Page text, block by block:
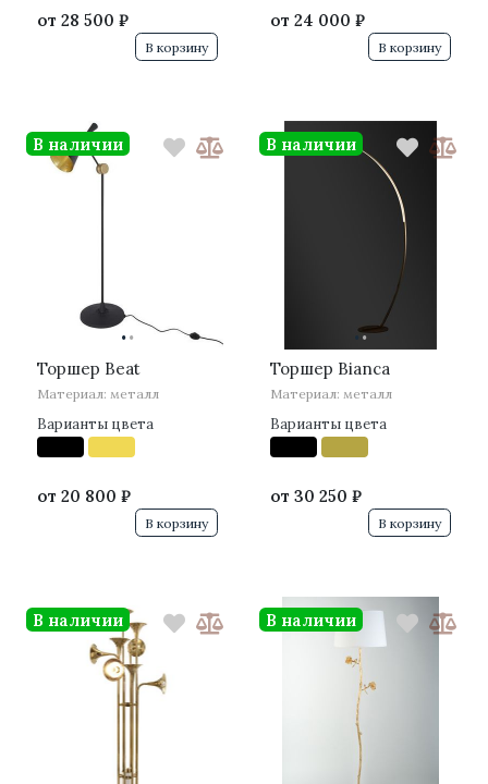
от 28 500 ₽
В корзину
от 24 000 ₽
В корзину
··
Торшер Beat
Материал: металл
Варианты цвета
от 20 800 ₽
В наличии
В корзину
··
Торшер Bianca
Материал: металл
Варианты цвета
от 30 250 ₽
В наличии
В корзину
В наличии В наличии